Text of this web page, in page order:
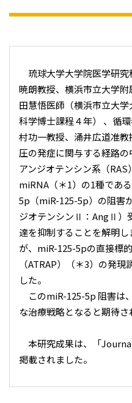
琉球大学大学院医学研究
暁朗教授、横浜市立大学
田慧悟医師（横浜市立大
科学博士課程４年） 、循
村功一教授、涌井広道准
圧の発症に関与する経路
アンジオテンシン系（RAS
miRNA（＊1）の1種であ
5p（miR-125-5p）の阻害
ジオテンシンⅡ：AngⅡ）
達を抑制することを解明
が、miR-125-5pの直接標
（ATRAP）（＊3）の発
した。
このmiR-125-5p 阻害は
な治療戦略となると期待さ
本研究成果は、「
掲載されました。